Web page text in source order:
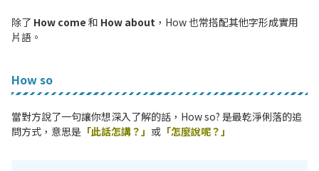
除了 How come 和 How about ，How 也常搭配其他字形成實用
片語。
How so
當對方說了一句讓你想深入了解的話，How so? 是最乾淨俐落的追
問方式，意思是 「此話怎講？」 或 「怎麼說呢？」